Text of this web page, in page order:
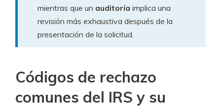
mientras que un auditoría implica una
revisión más exhaustiva después de la
presentación de la solicitud.
Códigos de rechazo
comunes del IRS y su